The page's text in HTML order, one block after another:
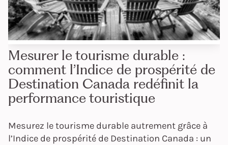
Mesurer le tourisme durable :
comment l’Indice de prospérité de
Destination Canada redéfinit la
performance touristique
Mesurez le tourisme durable autrement grâce à
l’Indice de prospérité de Destination Canada : un